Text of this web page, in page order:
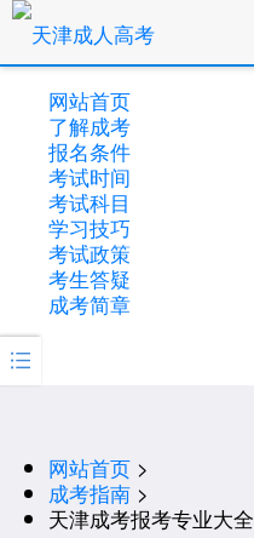
网站首页
了解成考
报名条件
考试时间
考试科目
学习技巧
考试政策
考生答疑
成考简章

网站首页 >
成考指南 >
天津成考报考专业大全